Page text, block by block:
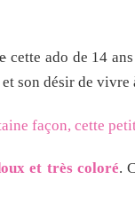
cette ado de 14
son désir de
façon, cette
et très coloré.